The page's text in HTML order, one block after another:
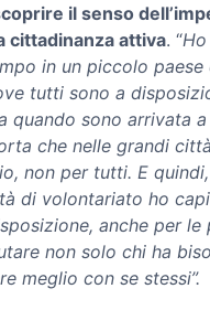
il senso
cittadinanza attiva. “
in un piccolo paese
tutti sono a
quando sono arrivata
che nelle grandi
non per tutti. E
di volontariato ho
anche per le
non solo chi ha
meglio con se stessi”.